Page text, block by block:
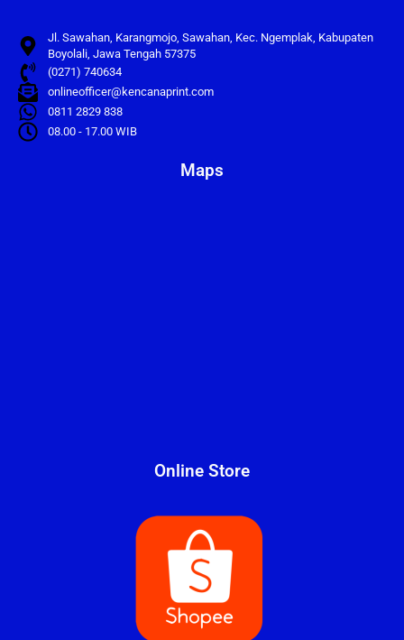
Jl. Sawahan, Karangmojo, Sawahan, Kec. Ngemplak, Kabupaten
Boyolali, Jawa Tengah 57375
(0271) 740634
onlineofficer@kencanaprint.com
0811 2829 838
08.00 - 17.00 WIB
Maps
Online Store